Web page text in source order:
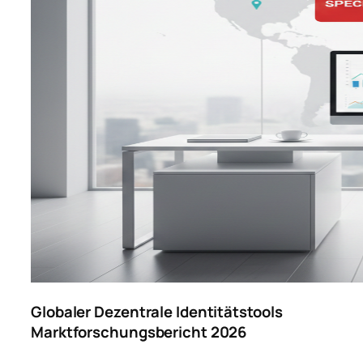
Globaler Dezentrale Identitätstools
Marktforschungsbericht 2026